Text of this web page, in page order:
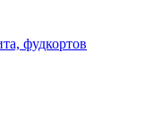
фудкортов